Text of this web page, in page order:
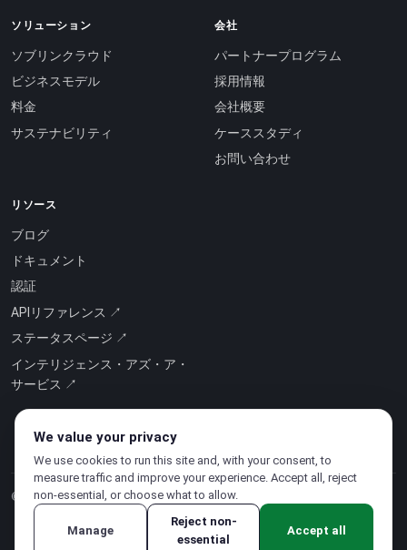
ソリューション
ソブリンクラウド
ビジネスモデル
料金
サステナビリティ
会社
パートナープログラム
採用情報
会社概要
ケーススタディ
お問い合わせ
リソース
ブログ
ドキュメント
認証
APIリファレンス ↗
ステータスページ ↗
インテリジェンス・アズ・ア・
サービス ↗
© 2026 CloudSigma Holding AG.無断複写・転載を禁じます
プライバシーポリシー
We value your privacy
We use cookies to run this site and, with your consent, to
measure traffic and improve your experience. Accept all, reject
non-essential, or choose what to allow.
Manage
Reject non-
essential
Accept all